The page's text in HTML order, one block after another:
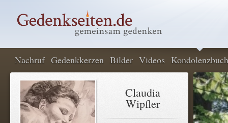
Nachruf Gedenkkerzen Bilder Videos Kondolenzbuch
Claudia
Wipfler